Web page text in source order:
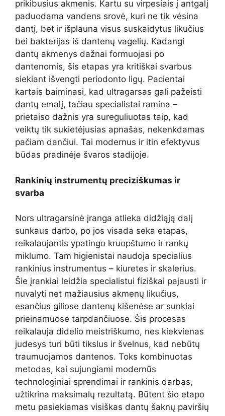
prikibusius akmenis. Kartu su virpesiais į antgalį
paduodama vandens srovė, kuri ne tik vėsina
dantį, bet ir išplauna visus suskaidytus likučius
bei bakterijas iš dantenų vagelių. Kadangi
dantų akmenys dažnai formuojasi po
dantenomis, šis etapas yra kritiškai svarbus
siekiant išvengti periodonto ligų. Pacientai
kartais baiminasi, kad ultragarsas gali pažeisti
dantų emalį, tačiau specialistai ramina –
prietaiso dažnis yra sureguliuotas taip, kad
veiktų tik sukietėjusias apnašas, nekenkdamas
pačiam dančiui. Tai modernus ir itin efektyvus
būdas pradinėje švaros stadijoje.
Rankinių instrumentų preciziškumas ir
svarba
Nors ultragarsinė įranga atlieka didžiąją dalį
sunkaus darbo, po jos visada seka etapas,
reikalaujantis ypatingo kruopštumo ir rankų
miklumo. Tam higienistai naudoja specialius
rankinius instrumentus – kiuretes ir skalerius.
Šie įrankiai leidžia specialistui fiziškai pajausti ir
nuvalyti net mažiausius akmenų likučius,
esančius giliose dantenų kišenėse ar sunkiai
prieinamuose tarpdančiuose. Šis procesas
reikalauja didelio meistriškumo, nes kiekvienas
judesys turi būti tikslus ir švelnus, kad nebūtų
traumuojamos dantenos. Toks kombinuotas
metodas, kai sujungiami modernūs
technologiniai sprendimai ir rankinis darbas,
užtikrina maksimalų rezultatą. Būtent šio etapo
metu pasiekiamas visiškas dantų šaknų paviršių